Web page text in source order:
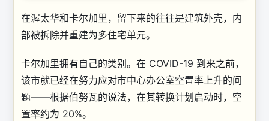
在渥太华和卡尔加里，留下来的往往是建筑外壳，内
部被拆除并重建为多住宅单元。
卡尔加里拥有自己的类别。在 COVID-19 到来之前，
该市就已经在努力应对市中心办公室空置率上升的问
题——根据伯努瓦的说法，在其转换计划启动时，空
置率约为 20%。